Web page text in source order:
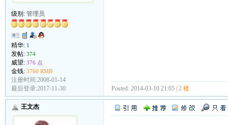
级别: 管理员
精华: 1
发帖: 374
威望: 376 点
金钱: 3760 RMB
注册时间:2008-01-14
最后登录:2017-11-30
Posted: 2014-03-10 21:05 | 2 楼
王文杰